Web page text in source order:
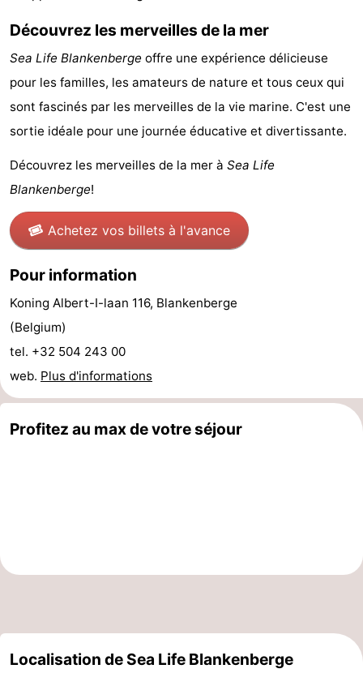
manger
Pratiques
Forum
Route
-
Stationnement
-
du
littoral
Médicales
Région
Flandre-
Bruges
-
Ypres
La
Zwin
Heist
Zeebrugge
-
Découvrez les merveilles de la mer
Sea Life Blankenberge offre une expérience délicieuse
pour les familles, les amateurs de nature et tous ceux qui
sont fascinés par les merveilles de la vie marine. C'est une
sortie idéale pour une journée éducative et divertissante.
Découvrez les merveilles de la mer à Sea Life
Blankenberge!
Achetez vos billets à l'avance
Pour information
Koning Albert-I-laan 116, Blankenberge
(Belgium)
tel. +32 504 243 00
web. Plus d'informations
Profitez au max de votre séjour
Localisation de Sea Life Blankenberge